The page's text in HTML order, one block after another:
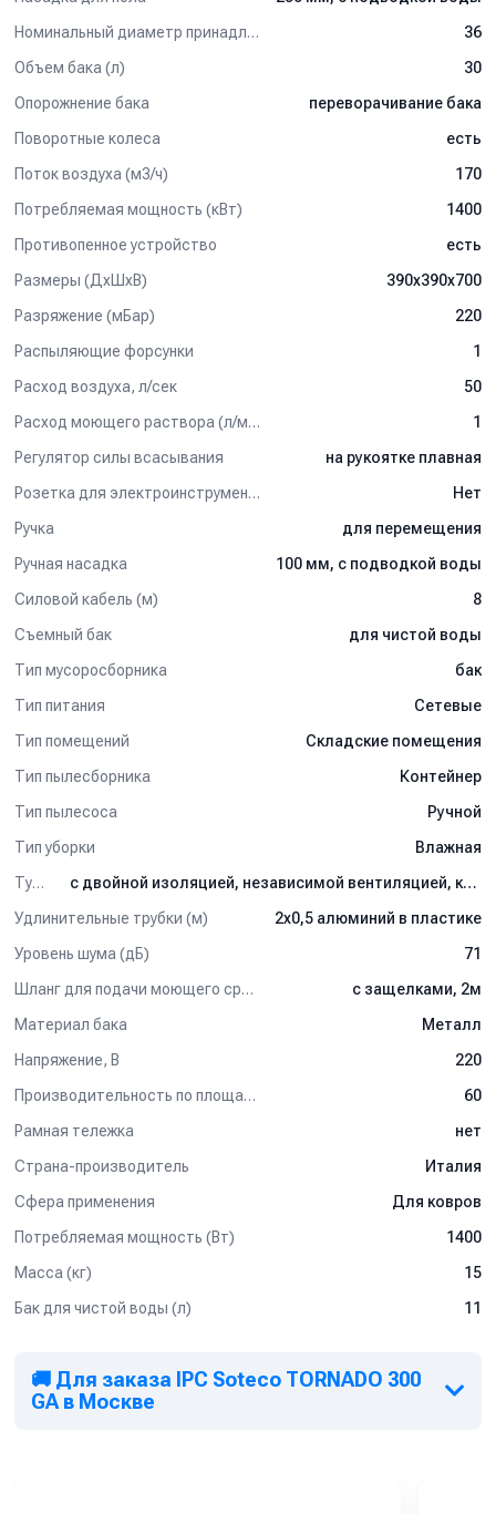
Номинальный диаметр принадлежностей, мм
36
Объем бака (л)
30
Опорожнение бака
переворачивание бака
Поворотные колеса
есть
Поток воздуха (м3/ч)
170
Потребляемая мощность (кВт)
1400
Противопенное устройство
есть
Размеры (ДхШхВ)
390х390x700
Разряжение (мБар)
220
Распыляющие форсунки
1
Расход воздуха, л/сек
50
Расход моющего раствора (л/мин)
1
Регулятор силы всасывания
на рукоятке плавная
Розетка для электроинструмента
Нет
Ручка
для перемещения
Ручная насадка
100 мм, с подводкой воды
Силовой кабель (м)
8
Съемный бак
для чистой воды
Тип мусоросборника
бак
Тип питания
Сетевые
Тип помещений
Складские помещения
Тип пылесборника
Контейнер
Тип пылесоса
Ручной
Тип уборки
Влажная
Турбина
с двойной изоляцией, независимой вентиляцией, комплектом турбин с 2-мя стадиями всасывания
Удлинительные трубки (м)
2х0,5 алюминий в пластике
Уровень шума (дБ)
71
Шланг для подачи моющего средства
с защелками, 2м
Материал бака
Металл
Напряжение, В
220
Производительность по площади (м2/ч)
60
Рамная тележка
нет
Страна-производитель
Италия
Сфера применения
Для ковров
Потребляемая мощность (Вт)
1400
Масса (кг)
15
Бак для чистой воды (л)
11
🚚 Для заказа IPC Soteco TORNADO 300
GA в Москве